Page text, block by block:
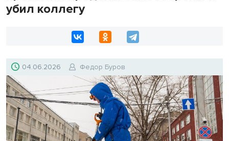
убил коллегу
04.06.2026 Федор Буров